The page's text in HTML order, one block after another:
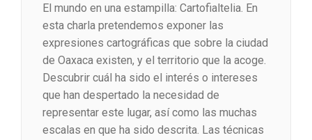
El mundo en una estampilla: Cartofialtelia. En
esta charla pretendemos exponer las
expresiones cartográficas que sobre la ciudad
de Oaxaca existen, y el territorio que la acoge.
Descubrir cuál ha sido el interés o intereses
que han despertado la necesidad de
representar este lugar, así como las muchas
escalas en que ha sido descrita. Las técnicas